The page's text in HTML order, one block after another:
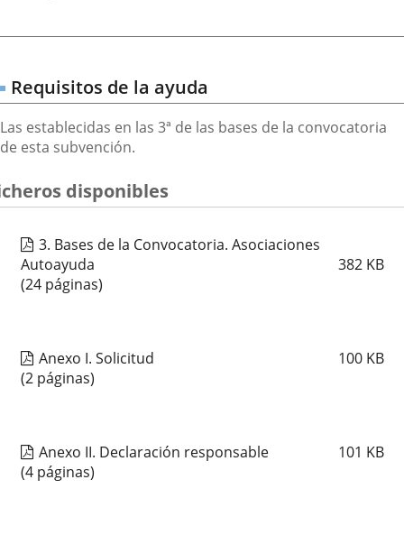
Requisitos de la ayuda
Las establecidas en las 3ª de las bases de la convocatoria
de esta subvención.
disponibles
3. Bases de la Convocatoria. Asociaciones
Autoayuda
382 KB
(24 páginas)
Anexo I. Solicitud 100 KB
(2 páginas)
Anexo II. Declaración responsable 101 KB
(4 páginas)